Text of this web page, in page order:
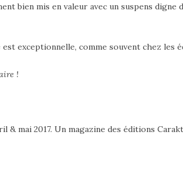
bien mis en valeur avec un suspens digne
est exceptionnelle, comme souvent chez les
!
& mai 2017. Un magazine des éditions